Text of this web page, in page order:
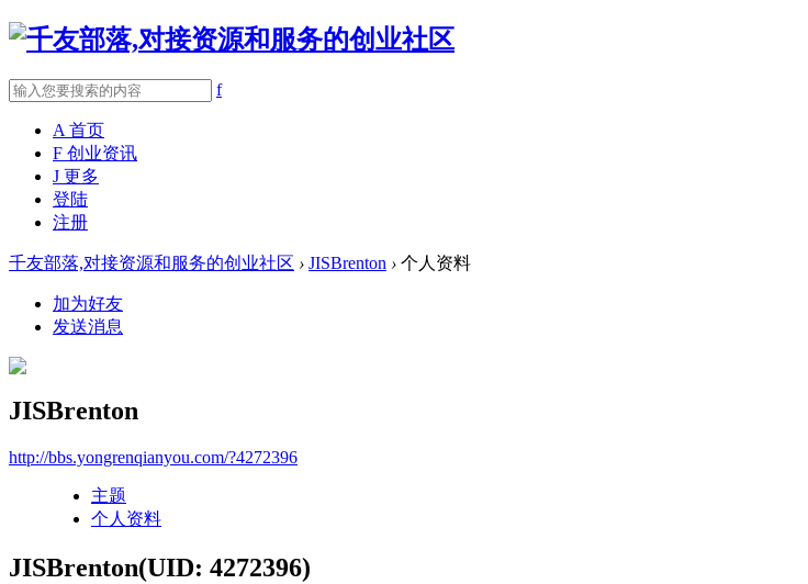
f
A 首页
F 创业资讯
J 更多
登陆
注册
千友部落,对接资源和服务的创业社区 › JISBrenton › 个人资料
加为好友
发送消息
JISBrenton
http://bbs.yongrenqianyou.com/?4272396
主题
个人资料
JISBrenton(UID: 4272396)